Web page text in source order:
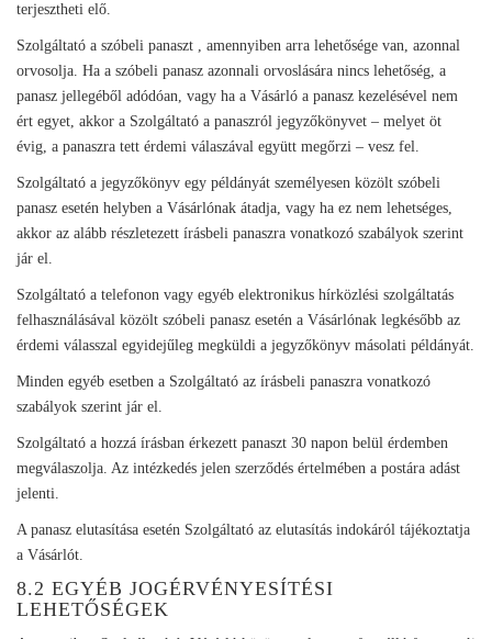
terjesztheti elő.
Szolgáltató a szóbeli panaszt , amennyiben arra lehetősége van, azonnal
orvosolja. Ha a szóbeli panasz azonnali orvoslására nincs lehetőség, a
panasz jellegéből adódóan, vagy ha a Vásárló a panasz kezelésével nem
ért egyet, akkor a Szolgáltató a panaszról jegyzőkönyvet – melyet öt
évig, a panaszra tett érdemi válaszával együtt megőrzi – vesz fel.
Szolgáltató a jegyzőkönyv egy példányát személyesen közölt szóbeli
panasz esetén helyben a Vásárlónak átadja, vagy ha ez nem lehetséges,
akkor az alább részletezett írásbeli panaszra vonatkozó szabályok szerint
jár el.
Szolgáltató a telefonon vagy egyéb elektronikus hírközlési szolgáltatás
felhasználásával közölt szóbeli panasz esetén a Vásárlónak legkésőbb az
érdemi válasszal egyidejűleg megküldi a jegyzőkönyv másolati példányát.
Minden egyéb esetben a Szolgáltató az írásbeli panaszra vonatkozó
szabályok szerint jár el.
Szolgáltató a hozzá írásban érkezett panaszt 30 napon belül érdemben
megválaszolja. Az intézkedés jelen szerződés értelmében a postára adást
jelenti.
A panasz elutasítása esetén Szolgáltató az elutasítás indokáról tájékoztatja
a Vásárlót.
8.2 EGYÉB JOGÉRVÉNYESÍTÉSI
LEHETŐSÉGEK